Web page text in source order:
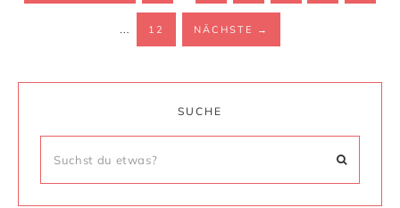
… 12 NÄCHSTE →
SUCHE